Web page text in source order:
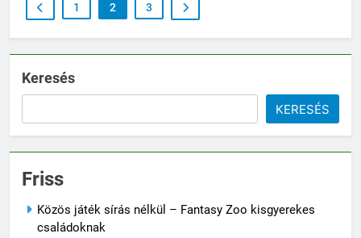
1 2 3
Keresés
KERESÉS
Friss
Közös játék sírás nélkül – Fantasy Zoo kisgyerekes
családoknak